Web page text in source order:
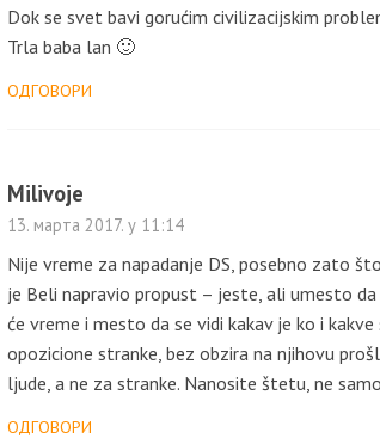
Dok se svet bavi gorućim civilizacijskim
Trla baba lan 🙂
ОДГОВОРИ
Milivoje
13. марта 2017. у 11:14
Nije vreme za napadanje DS, posebno zato
je Beli napravio propust – jeste, ali umesto
će vreme i mesto da se vidi kakav je ko i
opozicione stranke, bez obzira na njihovu
ljude, a ne za stranke. Nanosite štetu, ne
ОДГОВОРИ